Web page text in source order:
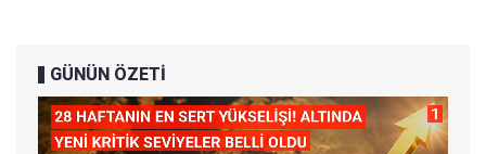
GÜNÜN ÖZETİ